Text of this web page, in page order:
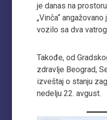
je danas na
„Vinča“
vozilo sa dva
Takođe, od
zdravlje Beograd,
izveštaj o stanju
nedelju 22. avgust.